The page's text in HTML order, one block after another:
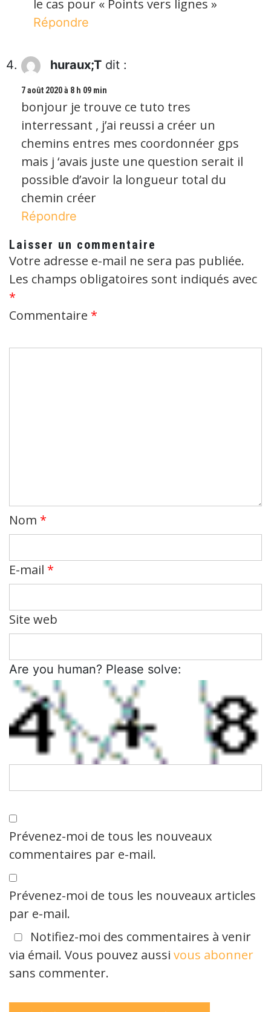
le cas pour « Points vers lignes »
Répondre
huraux;T dit :
7 août 2020 à 8 h 09 min
bonjour je trouve ce tuto tres
interressant , j’ai reussi a créer un
chemins entres mes coordonnéer gps
mais j ‘avais juste une question serait il
possible d’avoir la longueur total du
chemin créer
Répondre
Laisser un commentaire
Votre adresse e-mail ne sera pas publiée.
Les champs obligatoires sont indiqués avec
*
Commentaire *
Nom *
E-mail *
Site web
Are you human? Please solve:
Prévenez-moi de tous les nouveaux
commentaires par e-mail.
Prévenez-moi de tous les nouveaux articles
par e-mail.
Notifiez-moi des commentaires à venir
via émail. Vous pouvez aussi vous abonner
sans commenter.